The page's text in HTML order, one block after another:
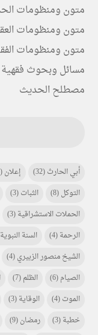
متون ومنظومات
متون ومنظومات
متون ومنظومات
مسائل وبحوث فقهية
مصطلح الحديث
أبي الحارث(32) إعلان(5)
التوكل(8) الثبات(3)
الحملات الاستشراقية(3)
الرحمة(4) السنة النبوية
الشيخ منصور الزبيري(4)
الصيام(6) الظلم(7)
الموت(4) الوقاية(3)
خطبة(3) رمضان(9)